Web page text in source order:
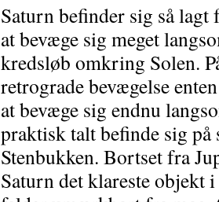
Saturn befinder sig så lagt
at bevæge sig meget
kredsløb omkring Solen.
retrograde bevægelse
at bevæge sig endnu
praktisk talt befinde sig på
Stenbukken. Bortset fra
Saturn det klareste objekt